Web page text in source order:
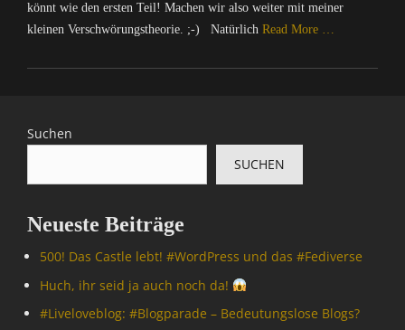
könnt wie den ersten Teil! Machen wir also weiter mit meiner
kleinen Verschwörungstheorie. ;-) Natürlich Read More …
Categories
p
t
r
I
e
Suchen
SUCHEN
Neueste Beiträge
500! Das Castle lebt! #WordPress und das #Fediverse
Huch, ihr seid ja auch noch da!
#Livelove­blog: #Blogparade – Bedeutungslose Blogs?